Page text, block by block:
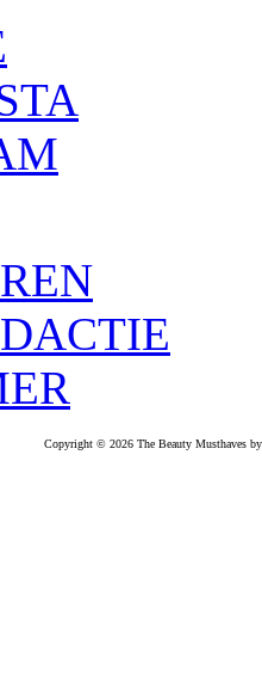
Copyright © 2026 The Beauty Musthaves